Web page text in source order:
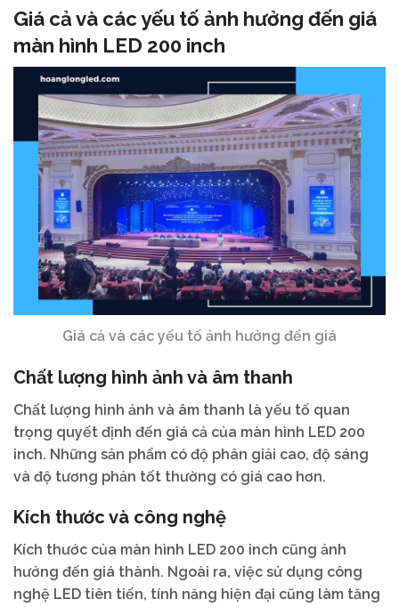
Giá cả và các yếu tố ảnh hưởng đến giá
màn hình LED 200 inch
Giá cả và các yếu tố ảnh hưởng đến giá
Chất lượng hình ảnh và âm thanh
Chất lượng hình ảnh và âm thanh là yếu tố quan
trọng quyết định đến giá cả của màn hình LED 200
inch. Những sản phẩm có độ phân giải cao, độ sáng
và độ tương phản tốt thường có giá cao hơn.
Kích thước và công nghệ
Kích thước của màn hình LED 200 inch cũng ảnh
hưởng đến giá thành. Ngoài ra, việc sử dụng công
nghệ LED tiên tiến, tính năng hiện đại cũng làm tăng